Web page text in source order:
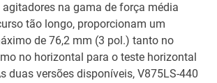
na gama de força média
tão longo, proporcionam um
de 76,2 mm (3 pol.) tanto no
no horizontal para o teste horizontal
duas versões disponíveis, V875LS-440